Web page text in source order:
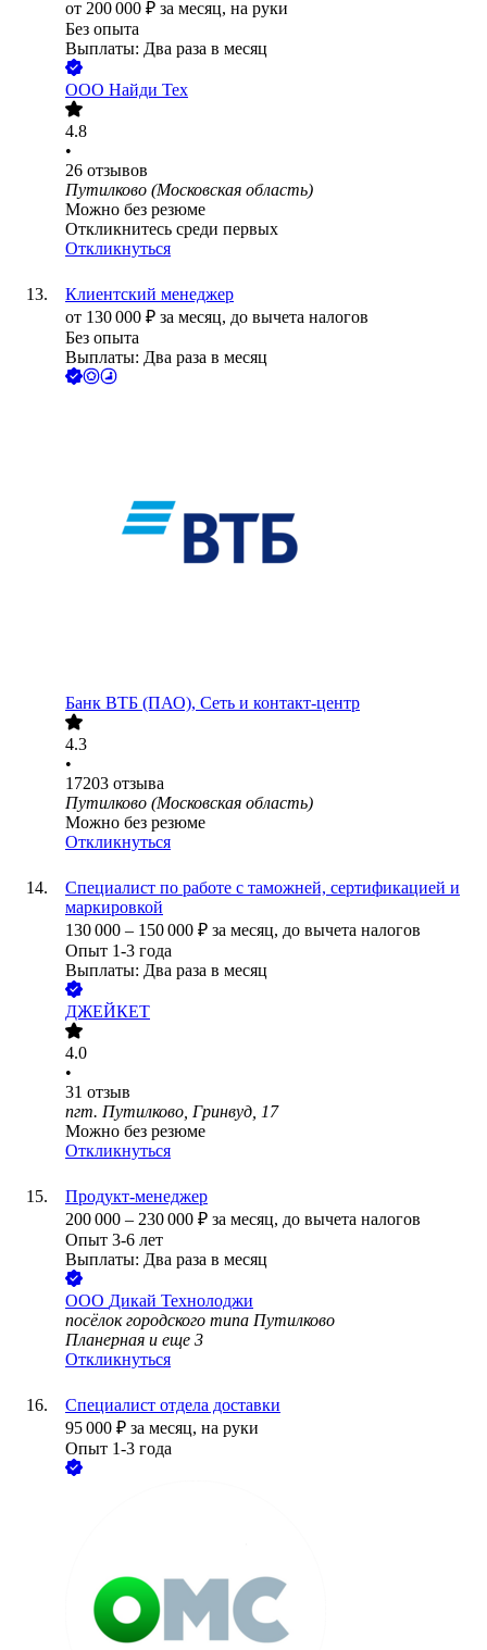
от 200 000 ₽ за месяц, на руки
Без опыта
Выплаты: Два раза в месяц
ООО Найди Тех
4.8
•
26 отзывов
Путилково (Московская область)
Можно без резюме
Откликнитесь среди первых
Откликнуться
Клиентский менеджер
от 130 000 ₽ за месяц, до вычета налогов
Без опыта
Выплаты: Два раза в месяц
Банк ВТБ (ПАО), Сеть и контакт-центр
4.3
•
17203 отзыва
Путилково (Московская область)
Можно без резюме
Откликнуться
Специалист по работе с таможней, сертификацией и
маркировкой
130 000 – 150 000 ₽ за месяц, до вычета налогов
Опыт 1-3 года
Выплаты: Два раза в месяц
ДЖЕЙКЕТ
4.0
•
31 отзыв
пгт. Путилково, Гринвуд, 17
Можно без резюме
Откликнуться
Продукт-менеджер
200 000 – 230 000 ₽ за месяц, до вычета налогов
Опыт 3-6 лет
Выплаты: Два раза в месяц
ООО Дикай Технолоджи
посёлок городского типа Путилково
Планерная и еще 3
Откликнуться
Специалист отдела доставки
95 000 ₽ за месяц, на руки
Опыт 1-3 года